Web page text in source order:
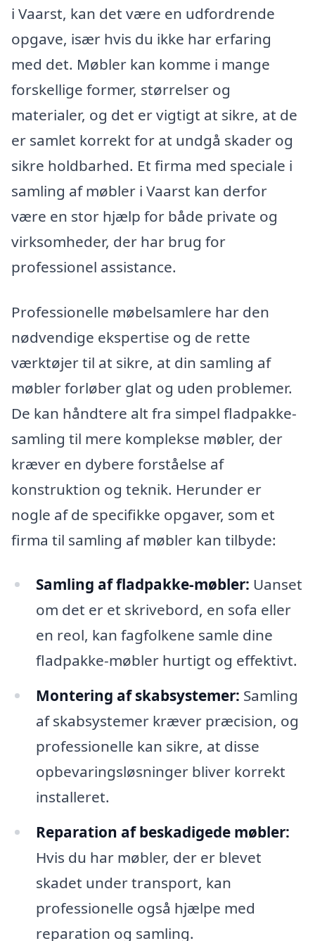
i Vaarst, kan det være en udfordrende
opgave, især hvis du ikke har erfaring
med det. Møbler kan komme i mange
forskellige former, størrelser og
materialer, og det er vigtigt at sikre, at de
er samlet korrekt for at undgå skader og
sikre holdbarhed. Et firma med speciale i
samling af møbler i Vaarst kan derfor
være en stor hjælp for både private og
virksomheder, der har brug for
professionel assistance.
Professionelle møbelsamlere har den
nødvendige ekspertise og de rette
værktøjer til at sikre, at din samling af
møbler forløber glat og uden problemer.
De kan håndtere alt fra simpel fladpakke-
samling til mere komplekse møbler, der
kræver en dybere forståelse af
konstruktion og teknik. Herunder er
nogle af de specifikke opgaver, som et
firma til samling af møbler kan tilbyde:
Samling af fladpakke-møbler: Uanset
om det er et skrivebord, en sofa eller
en reol, kan fagfolkene samle dine
fladpakke-møbler hurtigt og effektivt.
Montering af skabsystemer: Samling
af skabsystemer kræver præcision, og
professionelle kan sikre, at disse
opbevaringsløsninger bliver korrekt
installeret.
Reparation af beskadigede møbler:
Hvis du har møbler, der er blevet
skadet under transport, kan
professionelle også hjælpe med
reparation og samling.